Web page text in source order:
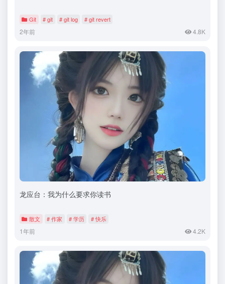
Git # git # git log # git revert
2年前 4.8K
龙应台：我为什么要求你读书
散文 # 作家 # 学历 # 快乐
1年前 4.2K